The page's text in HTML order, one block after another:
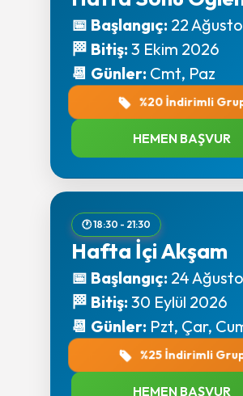
📅 Başlangıç: 22
🏁 Bitiş: 3 Ekim 2026
📆 Günler: Cmt, Paz
%20 İndirimli
HEMEN BAŞVUR
🕐 18:30 - 21:30
Hafta İçi Akşam
📅 Başlangıç: 24
🏁 Bitiş: 30 Eylül 2026
📆 Günler: Pzt, Çar,
%25 İndirimli
HEMEN BAŞVUR